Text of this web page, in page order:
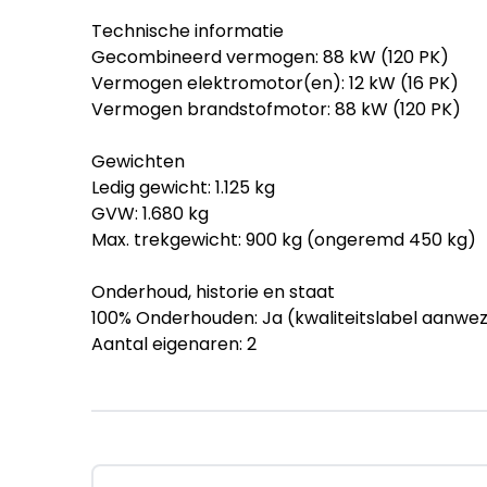
Technische informatie
Gecombineerd vermogen: 88 kW (120 PK)
Vermogen elektromotor(en): 12 kW (16 PK)
Vermogen brandstofmotor: 88 kW (120 PK)
Gewichten
Ledig gewicht: 1.125 kg
GVW: 1.680 kg
Max. trekgewicht: 900 kg (ongeremd 450 kg)
Onderhoud, historie en staat
100% Onderhouden: Ja (kwaliteitslabel
Aantal eigenaren: 2